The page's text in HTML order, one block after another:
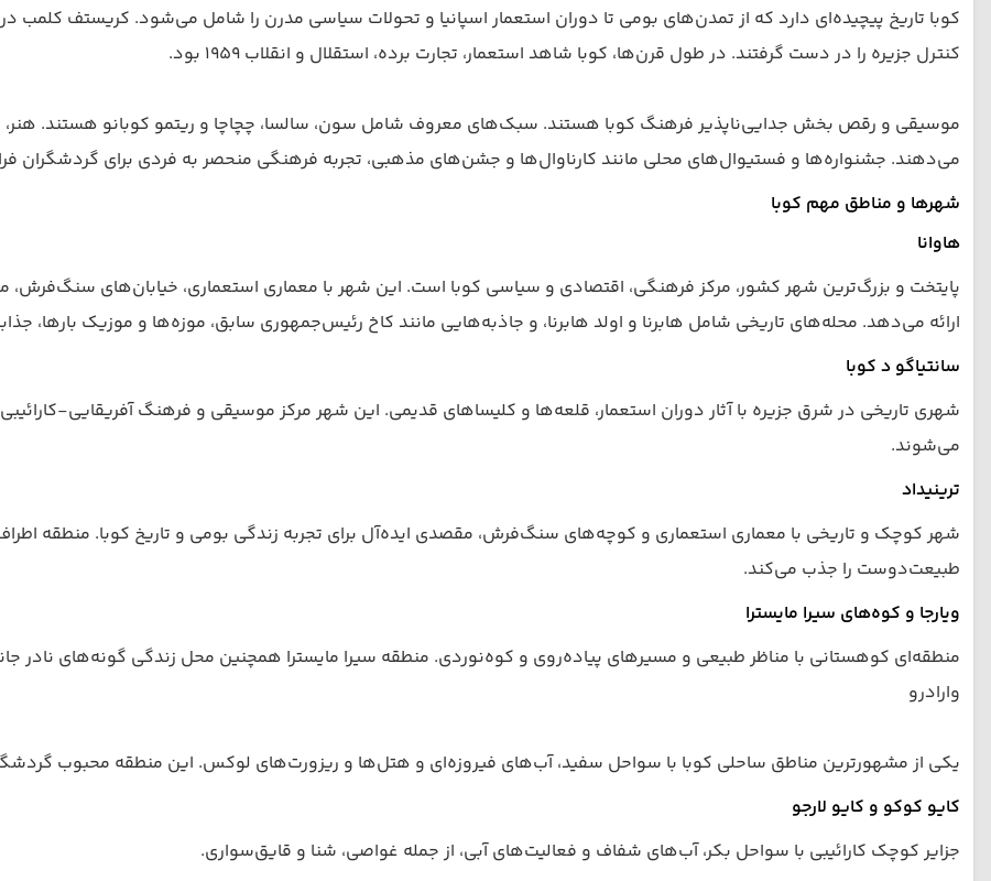
کنترل جزیره را در دست گرفتند. در طول قرن‌ها، کوبا شاهد استعمار، تجارت برده، استقلال و انقلاب ۱۹۵۹ بود.
موسیقی و رقص بخش جدایی‌ناپذیر فرهنگ کوبا هستند. سبک‌های معروف شامل سون، سالسا، چچاچا و ریتمو کوبانو هستند. هنر،
می‌دهند. جشنواره‌ها و فستیوال‌های محلی مانند کارناوال‌ها و جشن‌های مذهبی، تجربه فرهنگی منحصر به فردی برای گردشگران
شهرها و مناطق مهم کوبا
هاوانا
پایتخت و بزرگ‌ترین شهر کشور، مرکز فرهنگی، اقتصادی و سیاسی کوبا است. این شهر با معماری استعماری، خیابان‌های سنگ‌فرش،
ارائه می‌دهد. محله‌های تاریخی شامل هابرنا و اولد هابرنا، و جاذبه‌هایی مانند کاخ رئیس‌جمهوری سابق، موزه‌ها و موزیک بارها،
سانتیاگو د کوبا
شهری تاریخی در شرق جزیره با آثار دوران استعمار، قلعه‌ها و کلیساهای قدیمی. این شهر مرکز موسیقی و فرهنگ آفریقایی-
می‌شوند.
ترینیداد
شهر کوچک و تاریخی با معماری استعماری و کوچه‌های سنگ‌فرش، مقصدی ایده‌آل برای تجربه زندگی بومی و تاریخ کوبا. منطقه
طبیعت‌دوست را جذب می‌کند.
ویارجا و کوه‌های سیرا مایسترا
منطقه‌ای کوهستانی با مناظر طبیعی و مسیرهای پیاده‌روی و کوه‌نوردی. منطقه سیرا مایسترا همچنین محل زندگی گونه‌های نادر
وارادرو
یکی از مشهورترین مناطق ساحلی کوبا با سواحل سفید، آب‌های فیروزه‌ای و هتل‌ها و ریزورت‌های لوکس. این منطقه محبوب
کایو کوکو و کایو لارجو
جزایر کوچک کارائیبی با سواحل بکر، آب‌های شفاف و فعالیت‌های آبی، از جمله غواصی، شنا و قایق‌سواری.